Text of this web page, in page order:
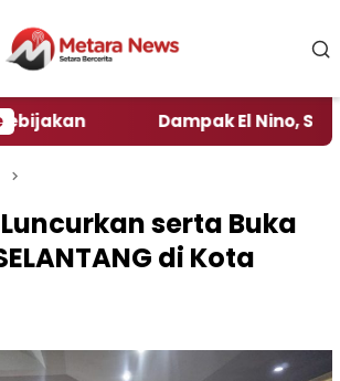
Dampak El Nino, Sejumlah
serta Buka
di Kota